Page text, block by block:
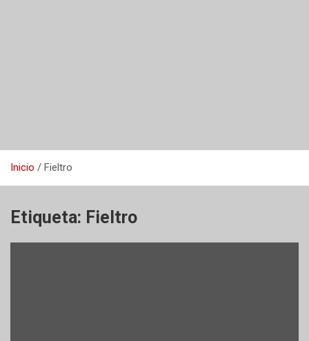
Inicio Fieltro
Etiqueta: Fieltro